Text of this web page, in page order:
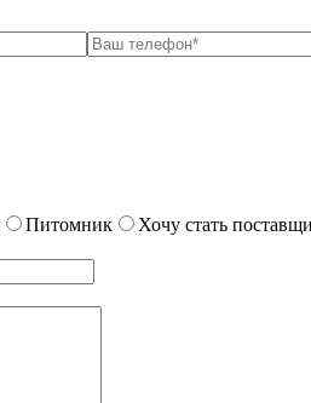
Питомник Хочу стать